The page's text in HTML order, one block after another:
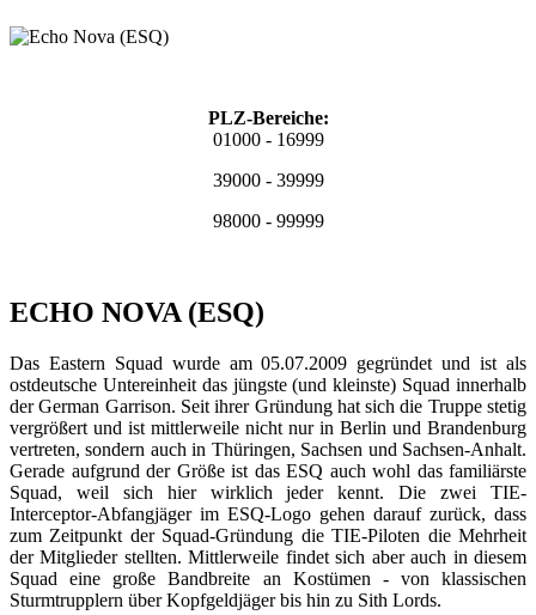
PLZ-Bereiche:
01000 - 16999
39000 - 39999
98000 - 99999
ECHO NOVA (ESQ)
Das Eastern Squad wurde am 05.07.2009 gegründet und ist als
ostdeutsche Untereinheit das jüngste (und kleinste) Squad innerhalb
der German Garrison. Seit ihrer Gründung hat sich die Truppe stetig
vergrößert und ist mittlerweile nicht nur in Berlin und Brandenburg
vertreten, sondern auch in Thüringen, Sachsen und Sachsen-Anhalt.
Gerade aufgrund der Größe ist das ESQ auch wohl das familiärste
Squad, weil sich hier wirklich jeder kennt. Die zwei TIE-
Interceptor-Abfangjäger im ESQ-Logo gehen darauf zurück, dass
zum Zeitpunkt der Squad-Gründung die TIE-Piloten die Mehrheit
der Mitglieder stellten. Mittlerweile findet sich aber auch in diesem
Squad eine große Bandbreite an Kostümen - von klassischen
Sturmtrupplern über Kopfgeldjäger bis hin zu Sith Lords.